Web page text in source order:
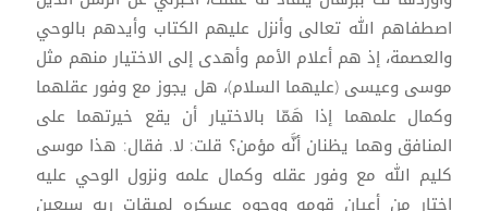
اصطفاهم الله تعالى وأنزل عليهم الكتاب وأيدهم بالوحي
والعصمة، إذ هم أعلام الأمم وأهدى إلى الاختيار منهم مثل
موسى وعيسى (عليهما السلام)، هل يجوز مع وفور عقلهما
وكمال علمهما إذا هَمّا بالاختيار أن يقع خيرتهما على
المنافق وهما يظنان أنَّه مؤمن؟ قلت: لا. فقال: هذا موسى
كليم الله مع وفور عقله وكمال علمه ونزول الوحي عليه
اختار من أعيان قومه ووجوه عسكره لميقات ربه سبعين